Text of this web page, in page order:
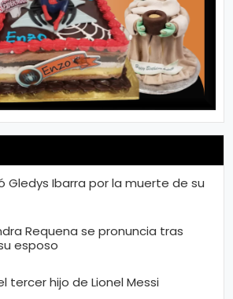
Gledys Ibarra por la muerte de su
Requena se pronuncia tras
esposo
tercer hijo de Lionel Messi